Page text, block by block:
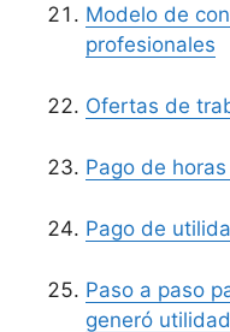
Modelo de
profesionales
Ofertas de
Pago de
Pago de
Paso a paso
generó